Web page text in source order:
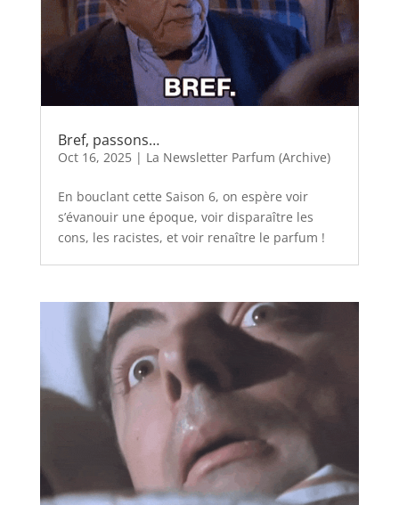
Bref, passons…
Oct 16, 2025| La Newsletter Parfum (Archive)
En bouclant cette Saison 6, on espère voir
s’évanouir une époque, voir disparaître les
cons, les racistes, et voir renaître le parfum !